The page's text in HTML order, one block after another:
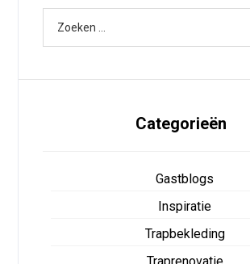
Categorieën
Gastblogs
Inspiratie
Trapbekleding